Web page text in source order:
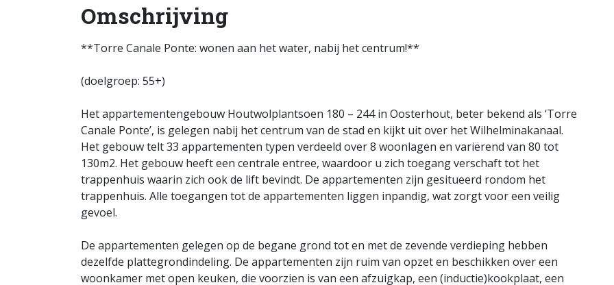
Omschrijving
**Torre Canale Ponte: wonen aan het water, nabij het centrum!**
(doelgroep: 55+)
Het appartementengebouw Houtwolplantsoen 180 – 244 in Oosterhout, beter bekend als ‘Torre
Canale Ponte’, is gelegen nabij het centrum van de stad en kijkt uit over het Wilhelminakanaal.
Het gebouw telt 33 appartementen typen verdeeld over 8 woonlagen en variërend van 80 tot
130m2. Het gebouw heeft een centrale entree, waardoor u zich toegang verschaft tot het
trappenhuis waarin zich ook de lift bevindt. De appartementen zijn gesitueerd rondom het
trappenhuis. Alle toegangen tot de appartementen liggen inpandig, wat zorgt voor een veilig
gevoel.
De appartementen gelegen op de begane grond tot en met de zevende verdieping hebben
dezelfde plattegrondindeling. De appartementen zijn ruim van opzet en beschikken over een
woonkamer met open keuken, die voorzien is van een afzuigkap, een (inductie)kookplaat, een